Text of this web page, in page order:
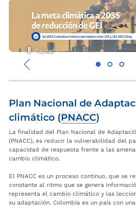
‹
Pausar
Plan Nacional de
climático (PNACC)
La finalidad del Plan Nacional de
(PNACC), es reducir la vulnerabilidad del
capacidad de respuesta frente a las
cambio climático.
El PNACC es un proceso continuo, que se
constante al ritmo que se genera
representa el cambio climático y las
su adaptación. Colombia es un país con